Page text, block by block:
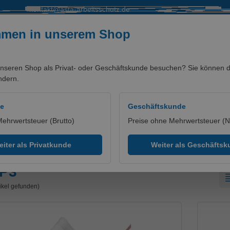
kontakt@asta-arbeitsschutz.de
in unserem Shop
Shop als Privat- oder Geschäftskunde besuchen? Sie können
(Brutto)
als Privatkunde
Geschäftskunde
Preise ohne Mehrwertsteuer
Weiter als
gefunden)